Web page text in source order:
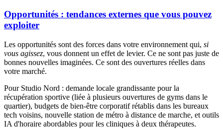
Opportunités : tendances externes que vous pouvez
exploiter
Les opportunités sont des forces dans votre environnement qui, si
vous agissez, vous donnent un effet de levier. Ce ne sont pas juste de
bonnes nouvelles imaginées. Ce sont des ouvertures réelles dans
votre marché.
Pour Studio Nord : demande locale grandissante pour la
récupération sportive (liée à plusieurs ouvertures de gyms dans le
quartier), budgets de bien-être corporatif rétablis dans les bureaux
tech voisins, nouvelle station de métro à distance de marche, et outils
IA d'horaire abordables pour les cliniques à deux thérapeutes.